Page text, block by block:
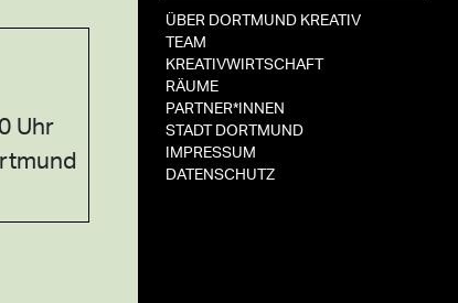
ÜBER DORTMUND KREATIV
TEAM
KREATIVWIRTSCHAFT
RÄUME
PARTNER*INNEN
STADT DORTMUND
IMPRESSUM
DATENSCHUTZ
Uhr